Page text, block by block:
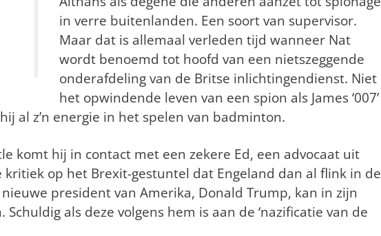
in verre buitenlanden. Een soort van supervisor.
Maar dat is allemaal verleden tijd wanneer Nat
wordt benoemd tot hoofd van een nietszeggende
onderafdeling van de Britse inlichtingendienst. Niet
het opwindende leven van een spion als James ‘007’
al z’n energie in het spelen van badminton.
komt hij in contact met een zekere Ed, een advocaat uit
kritiek op het Brexit-gestuntel dat Engeland dan al flink in de
president van Amerika, Donald Trump, kan in zijn
Schuldig als deze volgens hem is aan de ‘nazificatie van de